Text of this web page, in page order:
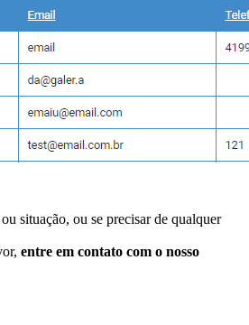
situação, ou se precisar de qualquer
entre em contato com o nosso